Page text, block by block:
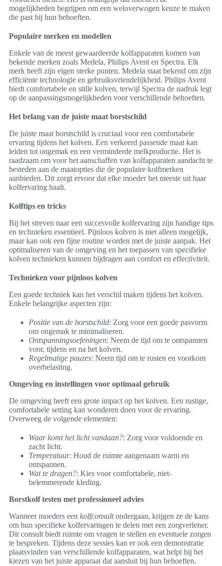
mogelijkheden begrijpen om een weloverwogen keuze te maken
die past bij hun behoeften.
Populaire merken en modellen
Enkele van de meest gewaardeerde kolfapparaten komen van
bekende merken zoals Medela, Philips Avent en Spectra. Elk
merk heeft zijn eigen sterke punten. Medela staat bekend om zijn
efficiënte technologie en gebruiksvriendelijkheid. Philips Avent
biedt comfortabele en stille kolven, terwijl Spectra de nadruk legt
op de aanpassingsmogelijkheden voor verschillende behoeften.
Het belang van de juiste maat borstschild
De juiste maat borstschild is cruciaal voor een comfortabele
ervaring tijdens het kolven. Een verkeerd passende maat kan
leiden tot ongemak en een verminderde melkproductie. Het is
raadzaam om voor het aanschaffen van kolfapparaten aandacht te
besteden aan de maatopties die de populaire kolfmerken
aanbieden. Dit zorgt ervoor dat elke moeder het meeste uit haar
kolfervaring haalt.
Kolftips en tricks
Bij het streven naar een succesvolle kolfervaring zijn handige tips
en technieken essentieel. Pijnloos kolven is niet alleen mogelijk,
maar kan ook een fijne routine worden met de juiste aanpak. Het
optimaliseren van de omgeving en het toepassen van specifieke
kolven technieken kunnen bijdragen aan comfort en effectiviteit.
Technieken voor pijnloos kolven
Een goede techniek kan het verschil maken tijdens het kolven.
Enkele belangrijke aspecten zijn:
Positie van de borstschild: Zorg voor een goede pasvorm
om ongemak te minimaliseren.
Ontspanningsoefeningen: Neem de tijd om te ontspannen
voor, tijdens en na het kolven.
Regelmatige pauzes: Neem tijd om te rusten en voorkom
overbelasting.
Omgeving en instellingen voor optimaal gebruik
De omgeving heeft een grote impact op het kolven. Een rustige,
comfortabele setting kan wonderen doen voor de ervaring.
Overweeg de volgende elementen:
Waar komt het licht vandaan?: Zorg voor voldoende en
zacht licht.
Temperatuur: Houd de ruimte aangenaam warm en
ontspannen.
Wat te dragen?: Kies voor comfortabele, niet-
belemmerende kleding.
Borstkolf testen met professioneel advies
Wanneer moeders een kolfconsultondergaan, krijgen ze de kans
om hun specifieke kolfervaringen te delen met een zorgverlener.
Dit consult biedt ruimte om vragen te stellen en eventuele zorgen
te bespreken. Tijdens deze sessies kan er ook een demonstratie
plaatsvinden van verschillende kolfapparaten, wat helpt bij het
kiezen van het juiste apparaat dat aansluit bij hun behoeften.